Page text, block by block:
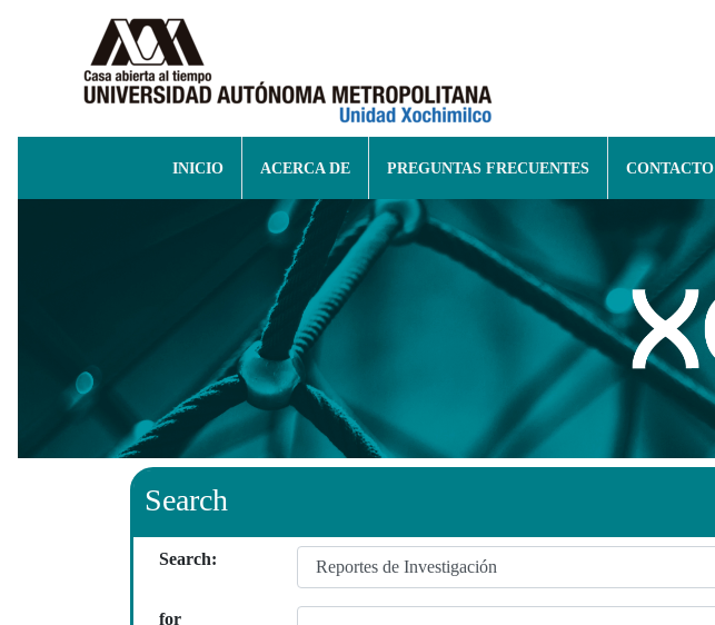
INICIO ACERCA DE PREGUNTAS FRECUENTES CONTACTO
Search
Search:
for